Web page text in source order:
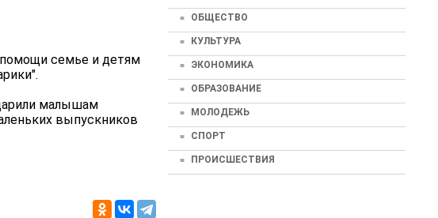
помощи семье и детям
малышам
выпускников
ОБЩЕСТВО
КУЛЬТУРА
ЭКОНОМИКА
ОБРАЗОВАНИЕ
МОЛОДЕЖЬ
СПОРТ
ПРОИСШЕСТВИЯ